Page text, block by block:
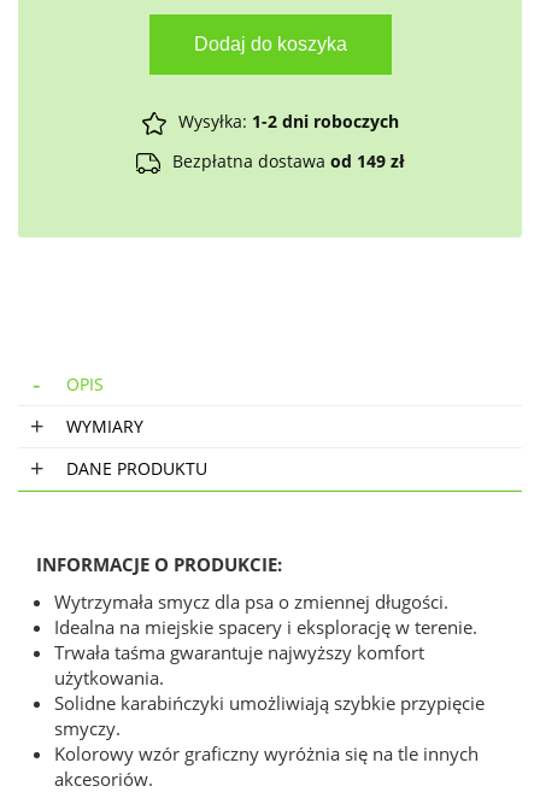
Dodaj do koszyka
Wysyłka: 1-2 dni roboczych
Bezpłatna dostawa od 149 zł
OPIS
WYMIARY
DANE PRODUKTU
INFORMACJE O PRODUKCIE:
Wytrzymała smycz dla psa o zmiennej długości.
Idealna na miejskie spacery i eksplorację w terenie.
Trwała taśma gwarantuje najwyższy komfort
użytkowania.
Solidne karabińczyki umożliwiają szybkie przypięcie
smyczy.
Kolorowy wzór graficzny wyróżnia się na tle innych
akcesoriów.